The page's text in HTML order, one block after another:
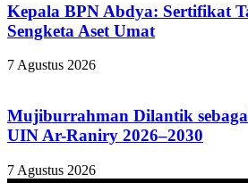
Kepala BPN Abdya: Sertifikat
Sengketa Aset Umat
7 Agustus 2026
Mujiburrahman Dilantik
UIN Ar-Raniry 2026–2030
7 Agustus 2026